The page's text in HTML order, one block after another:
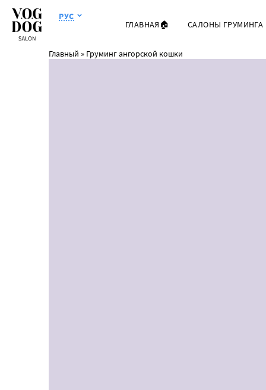
РУС
ГЛАВНАЯ🏠
САЛОНЫ ГРУМИНГА
Главный » Груминг ангорской кошки